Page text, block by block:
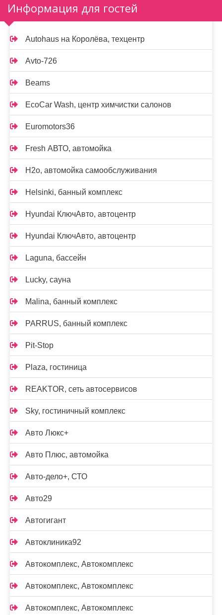
Информация для гостей
Autohaus на Королёва, техцентр
Avto-726
Beams
EcoCar Wash, центр химчистки салонов
Euromotors36
Fresh АВТО, автомойка
H2o, автомойка самообслуживания
Helsinki, банный комплекс
Hyundai КлючАвто, автоцентр
Hyundai КлючАвто, автоцентр
Laguna, бассейн
Lucky, сауна
Malina, банный комплекс
PARRUS, банный комплекс
Pit-Stop
Plaza, гостиница
REAKTOR, сеть автосервисов
Sky, гостиничный комплекс
Авто Люкс+
Авто Плюс, автомойка
Авто-дело+, СТО
Авто29
Автогигант
Автоклиника92
Автокомплекс, Автокомплекс
Автокомплекс, Автокомплекс
Автокомплекс, Автокомплекс